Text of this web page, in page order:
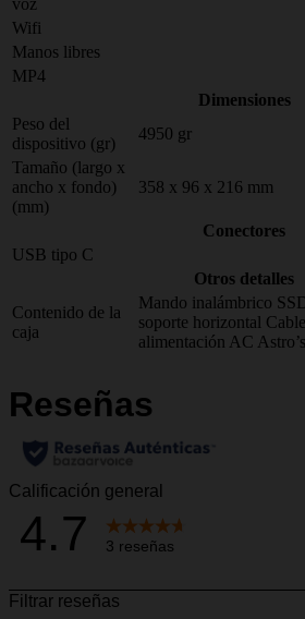
voz
Wifi
Manos libres
MP4
Dimensiones
Peso del
dispositivo (gr)
4950 gr
Tamaño (largo x
ancho x fondo)
(mm)
358 x 96 x 216 mm
Conectores
USB tipo C
Otros detalles
Contenido de la
caja
Mando inalámbrico
soporte horizontal
alimentación AC